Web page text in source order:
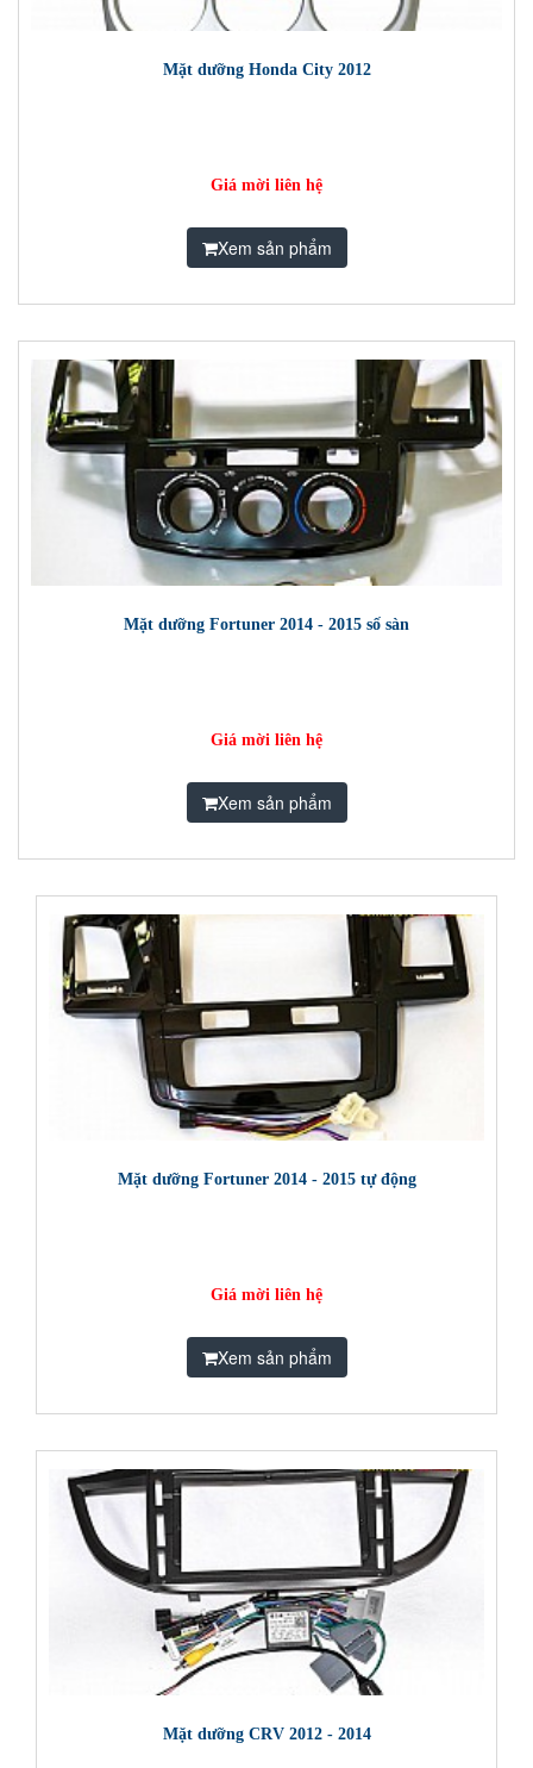
Mặt dưỡng Honda City 2012
Giá mời liên hệ
Xem sản phẩm
Mặt dưỡng Fortuner 2014 - 2015 số sàn
Giá mời liên hệ
Xem sản phẩm
Mặt dưỡng Fortuner 2014 - 2015 tự động
Giá mời liên hệ
Xem sản phẩm
Mặt dưỡng CRV 2012 - 2014